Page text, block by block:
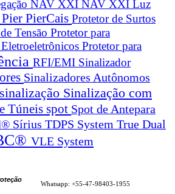
NAV XXI NAV XXI Luz
Pier PierCais Protetor de Surtos
Tensão Protetor para
Protetor para
RFI/EMI Sinalizador
Sinalizadores Autônomos
sinalização Sinalização com
Túneis spot Spot de Antepara
Sírius TDPS System True Dual
VLE System
Whatsapp: +55-47-98403-1955